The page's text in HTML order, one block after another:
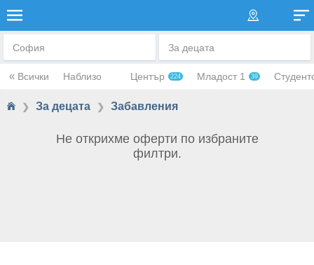
София За децата
« Всички Наблизо Център 224 Младост 1 39
❯ За децата ❯ Забавления
Не открихме оферти по избраните
филтри.